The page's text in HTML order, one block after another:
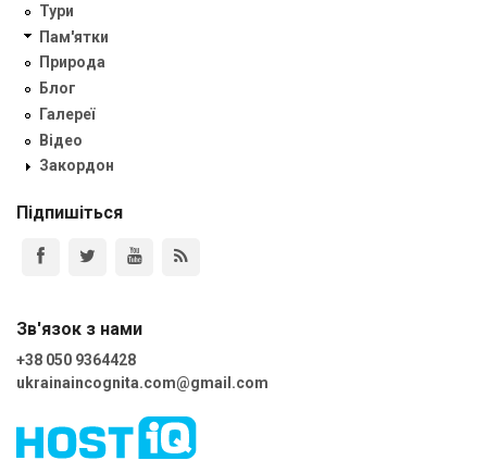
Тури
Пам'ятки
Природа
Блог
Галереї
Відео
Закордон
Підпишіться
Зв'язок з нами
+38 050 9364428
ukrainaincognita.com@gmail.com